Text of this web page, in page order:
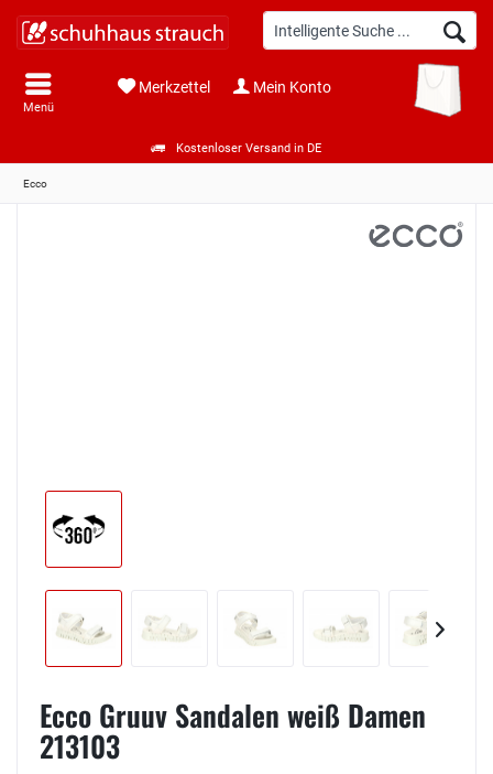
Kostenloser Versand in DE
Menü
Merkzettel Mein Konto
Ecco
Ecco Gruuv Sandalen weiß Damen
213103